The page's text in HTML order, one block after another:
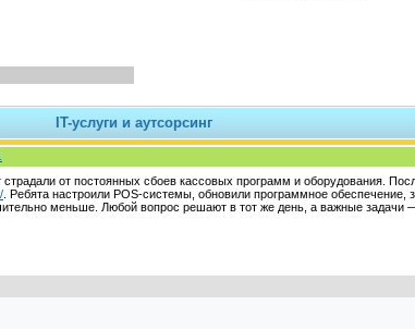
IT-услуги и аутсорсинг
от постоянных сбоев кассовых программ и оборудования.
. Ребята настроили POS-системы, обновили программное
меньше. Любой вопрос решают в тот же день, а важные